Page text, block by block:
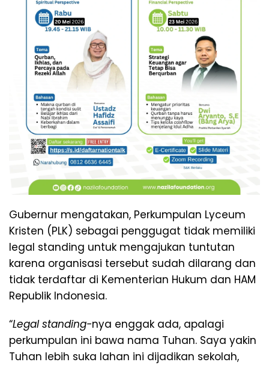
Gubernur mengatakan, Perkumpulan Lyceum
Kristen (PLK) sebagai penggugat tidak memiliki
legal standing untuk mengajukan tuntutan
karena organisasi tersebut sudah dilarang dan
tidak terdaftar di Kementerian Hukum dan HAM
Republik Indonesia.
“Legal standing-nya enggak ada, apalagi
perkumpulan ini bawa nama Tuhan. Saya yakin
Tuhan lebih suka lahan ini dijadikan sekolah,